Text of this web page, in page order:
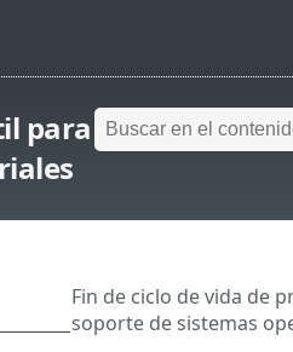
para
Fin de ciclo de vida de
soporte de sistemas